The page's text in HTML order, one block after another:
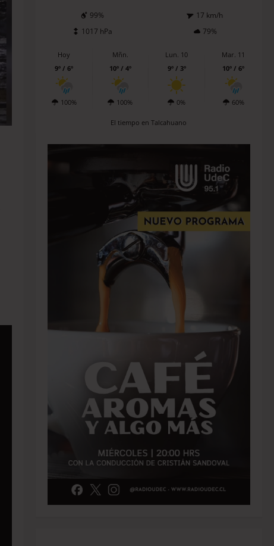
99%
17 km/h
1017 hPa
79%
Hoy
9º / 6º
100%
Mñn.
10º / 4º
100%
Lun. 10
9º / 3º
0%
Mar. 11
10º / 6º
60%
El tiempo en Talcahuano